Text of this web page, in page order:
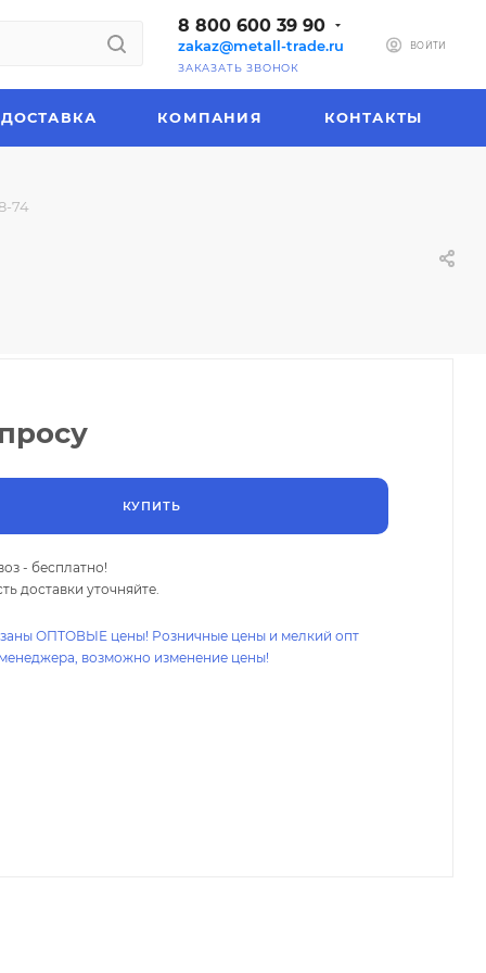
8 800 600 39 90
zakaz@metall-trade.ru
ЗАКАЗАТЬ ЗВОНОК
ВОЙТИ
ДОСТАВКА КОМПАНИЯ КОНТАКТЫ
74
КУПИТЬ
- бесплатно!
доставки уточняйте.
ОПТОВЫЕ цены! Розничные цены и мелкий опт
возможно изменение цены!